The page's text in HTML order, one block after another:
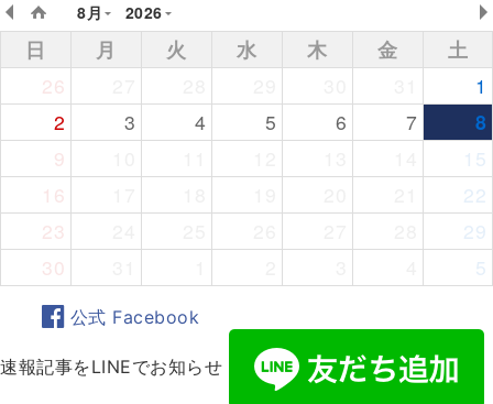
8月
2026
日 月 火 水 木 金
土
26
1
2
3 4 5 6 7
8
9
15
16
22
23
29
30
5
公式 Facebook
速報記事をLINEでお知らせ